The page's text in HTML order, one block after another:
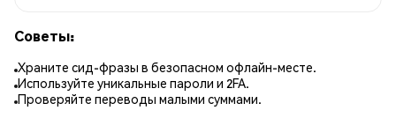
Советы:
Храните сид-фразы в безопасном офлайн-месте.
Используйте уникальные пароли и 2FA.
Проверяйте переводы малыми суммами.